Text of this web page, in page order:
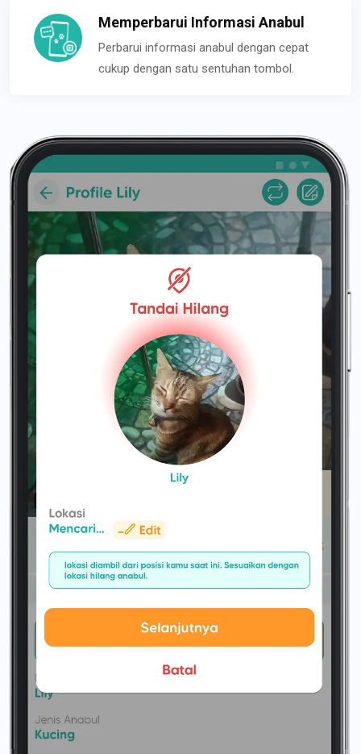
Memperbarui Informasi Anabul
Perbarui informasi anabul dengan cepat
cukup dengan satu sentuhan tombol.